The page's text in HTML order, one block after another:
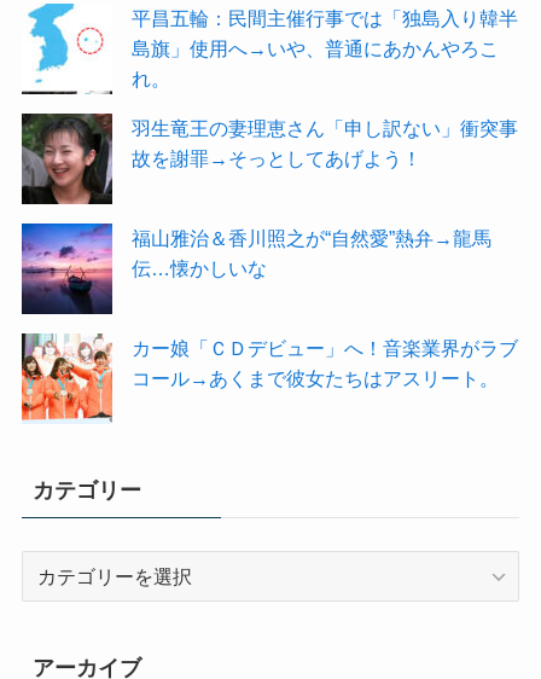
平昌五輪：民間主催行事では「独島入り韓半
島旗」使用へ→いや、普通にあかんやろこ
れ。
羽生竜王の妻理恵さん「申し訳ない」衝突事
故を謝罪→そっとしてあげよう！
福山雅治＆香川照之が“自然愛”熱弁→龍馬
伝…懐かしいな
カー娘「ＣＤデビュー」へ！音楽業界がラブ
コール→あくまで彼女たちはアスリート。
カテゴリー
リ
アーカイブ